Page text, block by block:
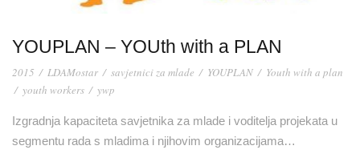
YOUPLAN – YOUth with a PLAN
2015 / LDAMostar / savjetnici za mlade / YOUPLAN / Youth with a plan
/ youth workers / ywp
Izgradnja kapaciteta savjetnika za mlade i voditelja projekata u
segmentu rada s mladima i njihovim organizacijama…